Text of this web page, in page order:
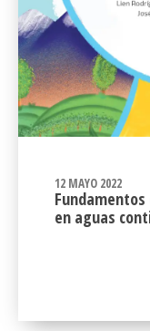
12 MAYO 2022
en aguas